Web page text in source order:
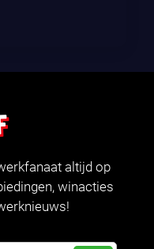
altijd op
winacties